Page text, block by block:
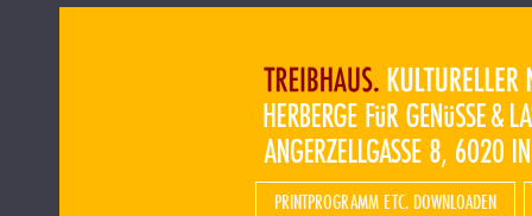
PRINTPROGRAMM ETC. DOWNLOADEN